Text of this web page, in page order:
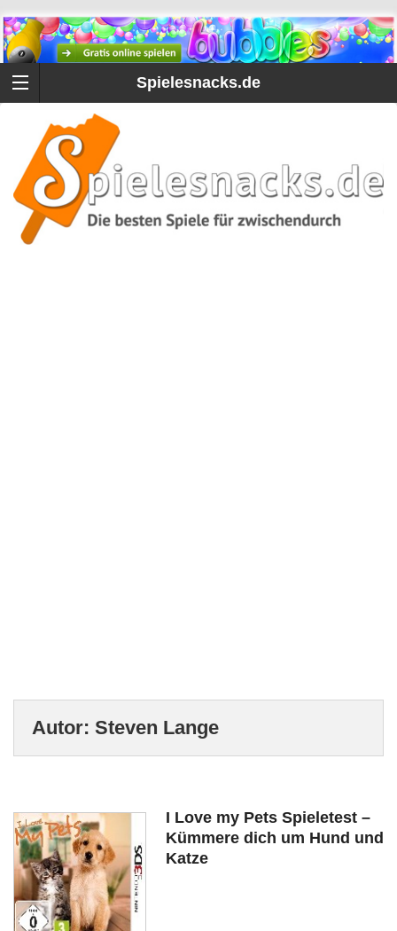
Spielesnacks.de
Autor: Steven Lange
I Love my Pets Spieletest –
Kümmere dich um Hund und
Katze